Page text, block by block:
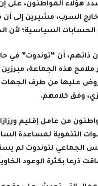
شدد هؤلاء المواطنون،
خارج السرب، مشيرين إلى
الحسابات السياسية؛ لأن
ذاتهم، أن “توندوت” في
ملامح هذه الجماعة،
عليها من طرف الجهات
وفق كلامهم.
من عامل إقليم
التنموية لمساعدة
الجماعي لتوندوت لم
ذرعا بكثرة الوعود